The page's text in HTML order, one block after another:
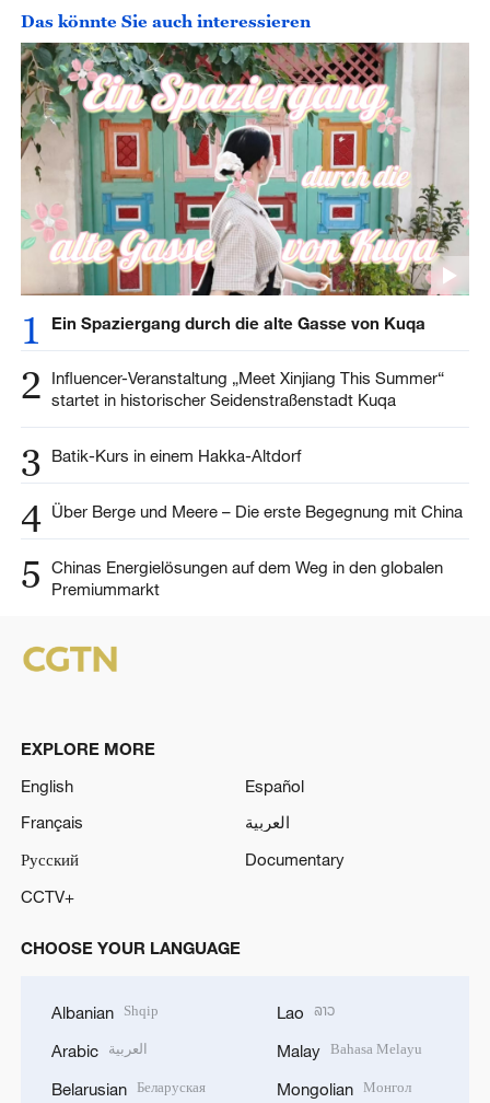
Das könnte Sie auch interessieren
1 Ein Spaziergang durch die alte Gasse von Kuqa
2
Influencer-Veranstaltung „Meet Xinjiang This Summer“
startet in historischer Seidenstraßenstadt Kuqa
3 Batik-Kurs in einem Hakka-Altdorf
4 Über Berge und Meere – Die erste Begegnung mit China
5
Chinas Energielösungen auf dem Weg in den globalen
Premiummarkt
EXPLORE MORE
English
Español
Français
العربية
Русский
Documentary
CCTV+
CHOOSE YOUR LANGUAGE
Albanian Shqip
Arabic العربية
Belarusian Беларуская
Lao ລາວ
Malay Bahasa Melayu
Mongolian Монгол